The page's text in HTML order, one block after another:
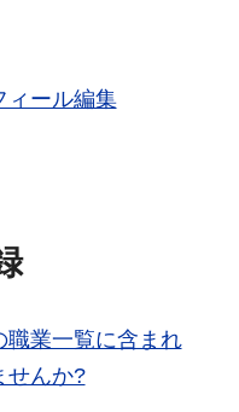
ィール編集
職業一覧に含まれ
せんか?